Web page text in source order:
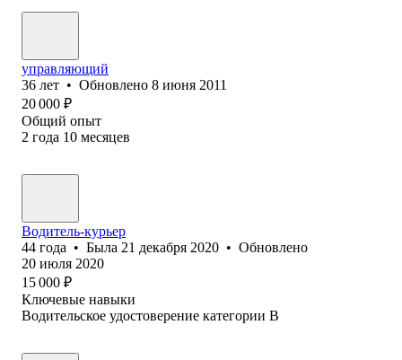
управляющий
36 лет • Обновлено 8 июня 2011
20 000 ₽
Общий опыт
2 года 10 месяцев
Водитель-курьер
44 года • Была 21 декабря 2020 • Обновлено
20 июля 2020
15 000 ₽
Ключевые навыки
Водительское удостоверение категории B